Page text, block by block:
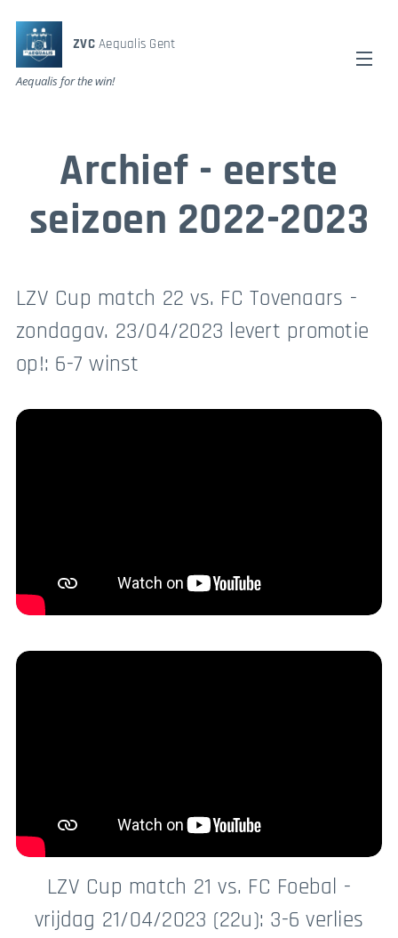
ZVCAequalis Gent
Aequalis for the win!
Archief - eerste
seizoen 2022-2023
LZV Cup match 22 vs. FC Tovenaars -
zondagav. 23/04/2023 levert promotie
op!: 6-7 winst
LZV Cup match 21 vs. FC Foebal -
vrijdag 21/04/2023 (22u): 3-6 verlies